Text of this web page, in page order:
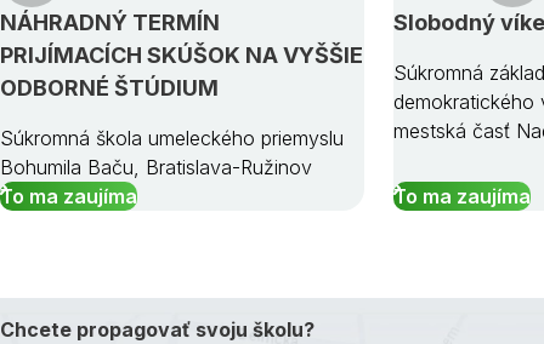
NÁHRADNÝ TERMÍN
PRIJÍMACÍCH SKÚŠOK NA VYŠŠIE
ODBORNÉ ŠTÚDIUM
Súkromná škola umeleckého priemyslu
Bohumila Baču, Bratislava-Ružinov
To ma zaujíma
Slobodný
Súkromná
demokratického
mestská časť
To ma zaujíma
Chcete propagovať svoju školu?